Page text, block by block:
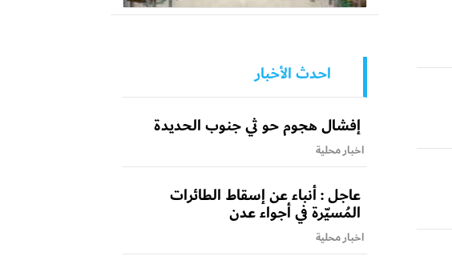
احدث الأخبار
إفشال هجوم حو ثي جنوب الحديدة
اخبار محلية
عاجل : أنباء عن إسقاط الطائرات
المُسيّرة في أجواء عدن
اخبار محلية